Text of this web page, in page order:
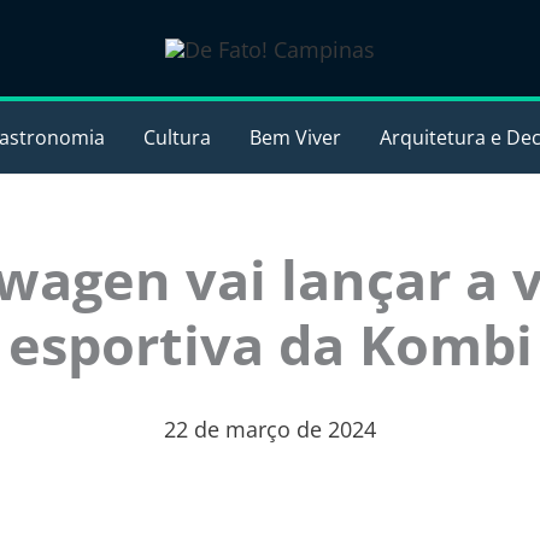
Cultura Bem Viver Arquitetura e
vai lançar a
esportiva da Kombi
22 de março de 2024